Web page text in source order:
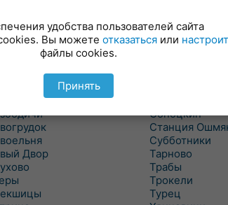
Правые
Двор
Свислочь
Скидель
Скрибовцы
Сопоцкин
Станция
Субботники
Тарново
Трабы
Трокели
Турец
удобства пользователей сайта
Вы можете отказаться или
файлы cookies.
Принять